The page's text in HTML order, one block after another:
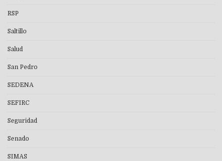
RSP
Saltillo
Salud
San Pedro
SEDENA
SEFIRC
Seguridad
Senado
SIMAS